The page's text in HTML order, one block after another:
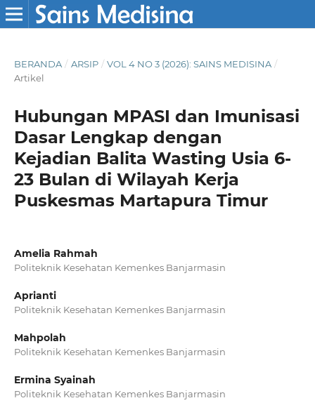
BERANDA / ARSIP / VOL 4 NO 3 (2026): SAINS MEDISINA /
Artikel
Hubungan MPASI dan Imunisasi
Dasar Lengkap dengan
Kejadian Balita Wasting Usia 6-
23 Bulan di Wilayah Kerja
Puskesmas Martapura Timur
Amelia Rahmah
Politeknik Kesehatan Kemenkes Banjarmasin
Aprianti
Politeknik Kesehatan Kemenkes Banjarmasin
Mahpolah
Politeknik Kesehatan Kemenkes Banjarmasin
Ermina Syainah
Politeknik Kesehatan Kemenkes Banjarmasin